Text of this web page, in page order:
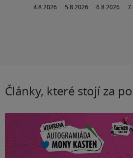
Články, které stojí za